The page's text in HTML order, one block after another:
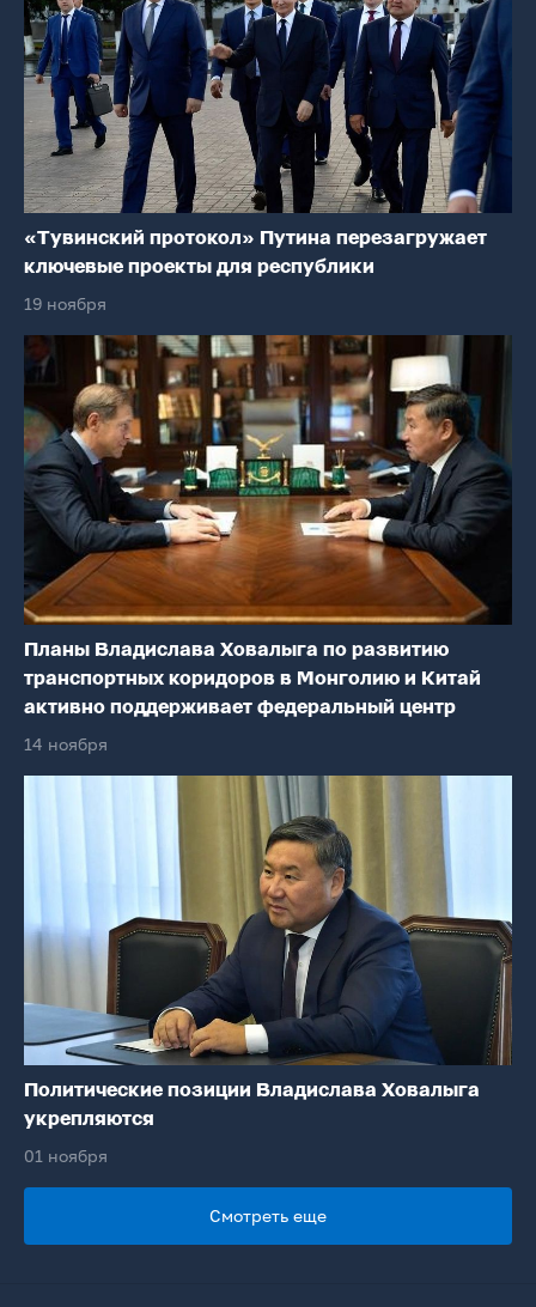
«Тувинский протокол» Путина перезагружает
ключевые проекты для республики
19 ноября
Планы Владислава Ховалыга по развитию
транспортных коридоров в Монголию и Китай
активно поддерживает федеральный центр
14 ноября
Политические позиции Владислава Ховалыга
укрепляются
01 ноября
Смотреть еще